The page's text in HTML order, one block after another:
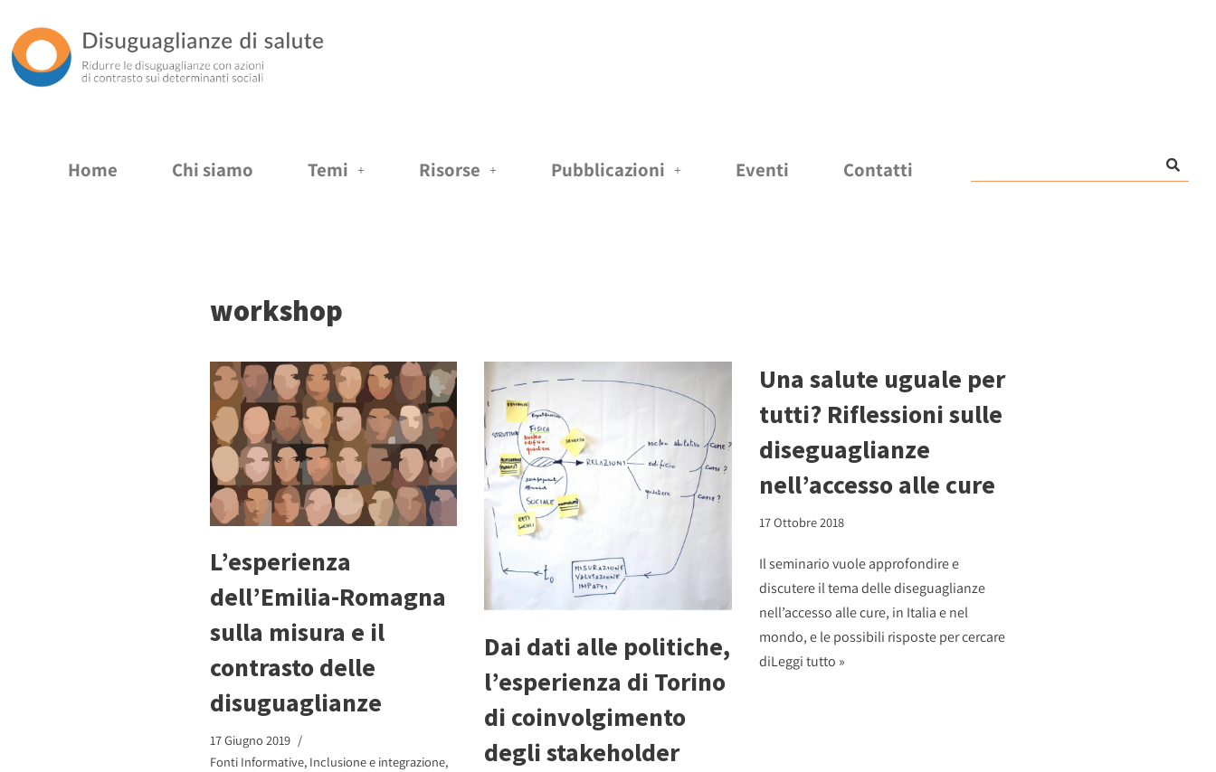
Vai
al
Home Chi siamo Temi Risorse Pubblicazioni Eventi Contatti
workshop
L’esperienza
dell’Emilia-Romagna
sulla misura e il
contrasto delle
disuguaglianze
17 Giugno 2019
Fonti Informative, Inclusione e integrazione,
Dai dati alle politiche,
l’esperienza di Torino
di coinvolgimento
degli stakeholder
Una salute uguale per
tutti? Riflessioni sulle
diseguaglianze
nell’accesso alle cure
17 Ottobre 2018
Il seminario vuole approfondire e
discutere il tema delle diseguaglianze
nell’accesso alle cure, in Italia e nel
mondo, e le possibili risposte per cercare
diLeggi tutto »